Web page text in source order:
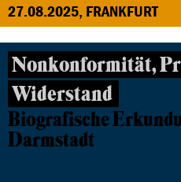
27.08.2025, FRANKFURT
Nonkonformität,
Widerstand
Biografische
Darmstadt